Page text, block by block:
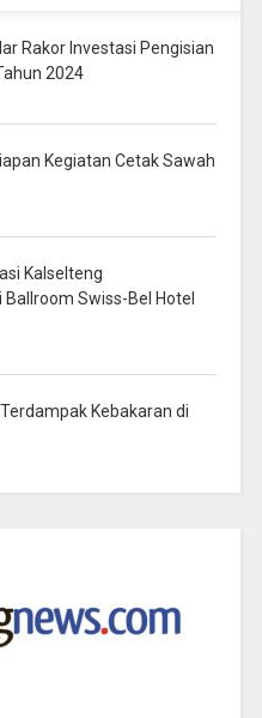
Rakor Investasi Pengisian
2024
Kegiatan Cetak Sawah
Kalselteng
Swiss-Bel Hotel
Kebakaran di